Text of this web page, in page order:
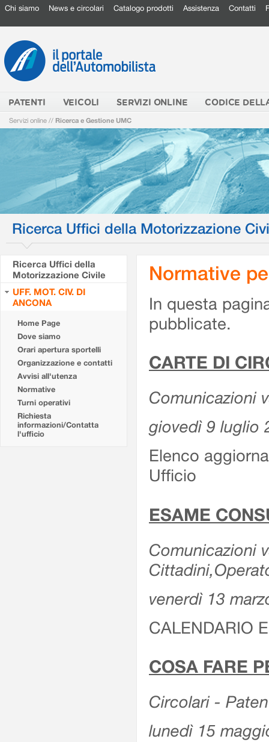
Chi siamo News e circolari Catalogo prodotti Assistenza Contatti
PATENTI VEICOLI SERVIZI ONLINE CODICE
Servizi online // Ricerca e Gestione UMC
Ricerca Uffici della Motorizzazione
Ricerca Uffici della
Motorizzazione Civile
UFF. MOT. CIV. DI
ANCONA
Home Page
Dove siamo
Orari apertura sportelli
Organizzazione e contatti
Avvisi all'utenza
Normative
Turni operativi
Richiesta
informazioni/Contatta
l'ufficio
Normative
In questa
pubblicate.
CARTE DI
Comunicazioni
giovedì 9 luglio
Elenco
Ufficio
ESAME
Comunicazioni
venerdì 13
CALENDARIO
COSA FARE
Circolari -
lunedì 15